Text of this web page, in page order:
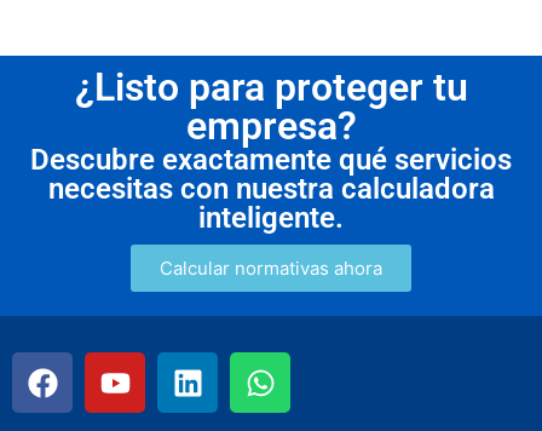
¿Listo para proteger tu
empresa?
Descubre exactamente qué servicios
necesitas con nuestra calculadora
inteligente.
Calcular normativas ahora